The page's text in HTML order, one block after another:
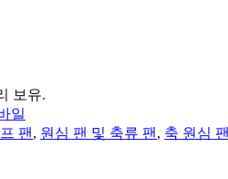
보유.
일
팬 , 원심 팬 및 축류 팬 , 축 원심 팬